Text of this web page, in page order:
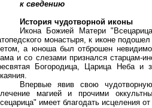
к сведению
История чудотворной иконы
Икона Божией Матери
монастыря, к иконе
а юноша был отброшен
и со слезами признался старцам-
Богородица, Царица Неба и
Впервые явив свою
магией и прочими
имеет благодать исцеления